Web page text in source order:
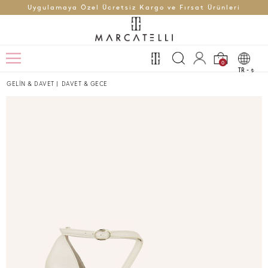
Uygulamaya Özel Ücretsiz Kargo ve Fırsat Ürünleri
0
TR - t
GELİN & DAVET | DAVET & GECE